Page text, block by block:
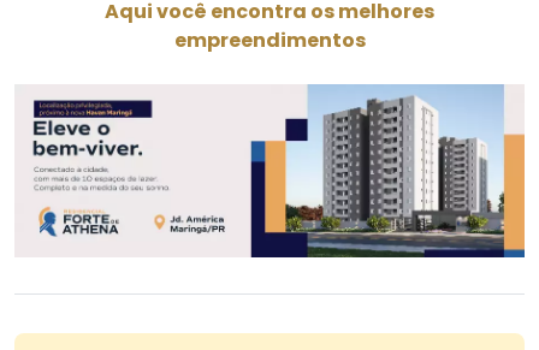
Aqui você encontra os melhores
empreendimentos